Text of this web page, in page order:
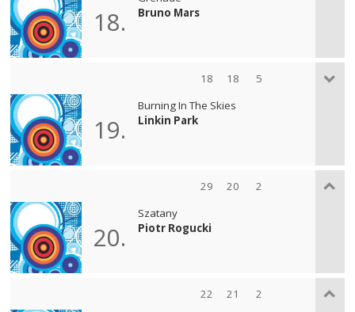
18.
Bruno Mars
18 18 5
19.
Burning In The Skies
Linkin Park
29 20 2
20.
Szatany
Piotr Rogucki
22 21 2